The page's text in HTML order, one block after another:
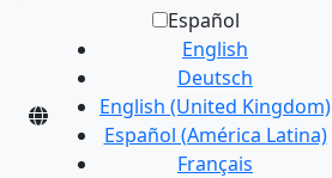
Español
English
Deutsch
English (United Kingdom)
Español (América Latina)
Français